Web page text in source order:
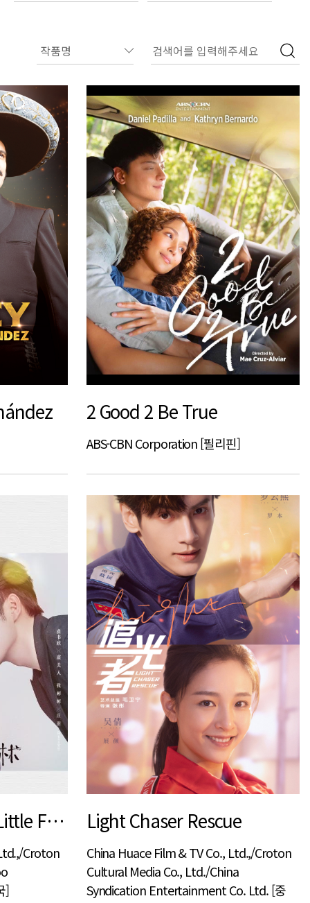
2 Good 2 Be True
ABS-CBN Corporation [필리핀]
A Romance of the Little Forest
Croton
]
Light Chaser Rescue
China Huace Film & TV Co., Ltd.,/Croton
Cultural Media Co., Ltd./China
Syndication Entertainment Co. Ltd. [중